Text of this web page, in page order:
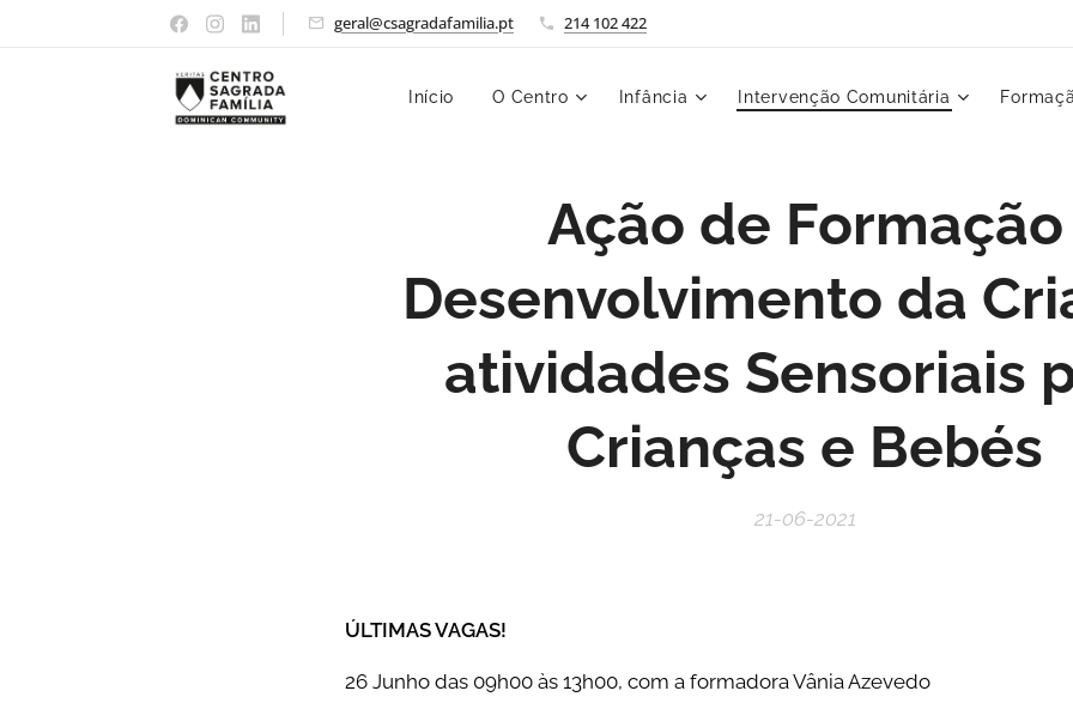
geral@csagradafamilia.pt 214 102 422
Início O Centro Infância Intervenção Comunitária
Ação de Formação
Desenvolvimento da
atividades Sensoriais
Crianças e Bebés
21-06-2021
ÚLTIMAS VAGAS!
26 Junho das 09h00 às 13h00, com a formadora Vânia Azevedo